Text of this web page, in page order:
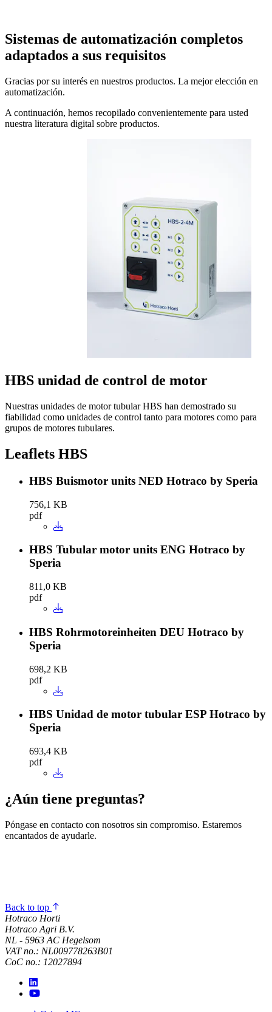
Sistemas de automatización completos
adaptados a sus requisitos
Gracias por su interés en nuestros productos. La mejor elección en
automatización.
A continuación, hemos recopilado convenientemente para usted
nuestra literatura digital sobre productos.
HBS unidad de control de motor
Nuestras unidades de motor tubular HBS han demostrado su
fiabilidad como unidades de control tanto para motores como para
grupos de motores tubulares.
Leaflets HBS
HBS Buismotor units NED Hotraco by Speria
756,1 KB
pdf
HBS Tubular motor units ENG Hotraco by
Speria
811,0 KB
pdf
HBS Rohrmotoreinheiten DEU Hotraco by
Speria
698,2 KB
pdf
HBS Unidad de motor tubular ESP Hotraco by
Speria
693,4 KB
pdf
¿Aún tiene preguntas?
Póngase en contacto con nosotros sin compromiso. Estaremos
encantados de ayudarle.
Back to top
Hotraco Horti
Hotraco Agri B.V.
NL - 5963 AC Hegelsom
VAT no.: NL009778263B01
CoC no.: 12027894